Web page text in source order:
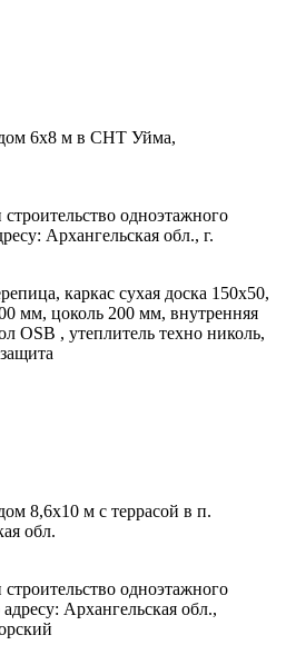
6х8 м в СНТ Уйма,
одноэтажного
Архангельская обл., г.
каркас сухая доска 150х50,
мм, цоколь 200 мм, внутренняя
OSB , утеплитель техно николь,
8,6х10 м с террасой в п.
обл.
одноэтажного
Архангельская обл.,